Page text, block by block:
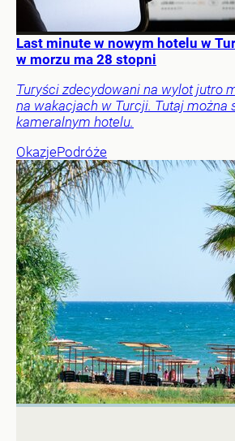
Last minute w nowym hotelu w
w morzu ma 28 stopni
Turyści zdecydowani na wylot jutro
na wakacjach w Turcji. Tutaj można
kameralnym hotelu.
OkazjePodróże